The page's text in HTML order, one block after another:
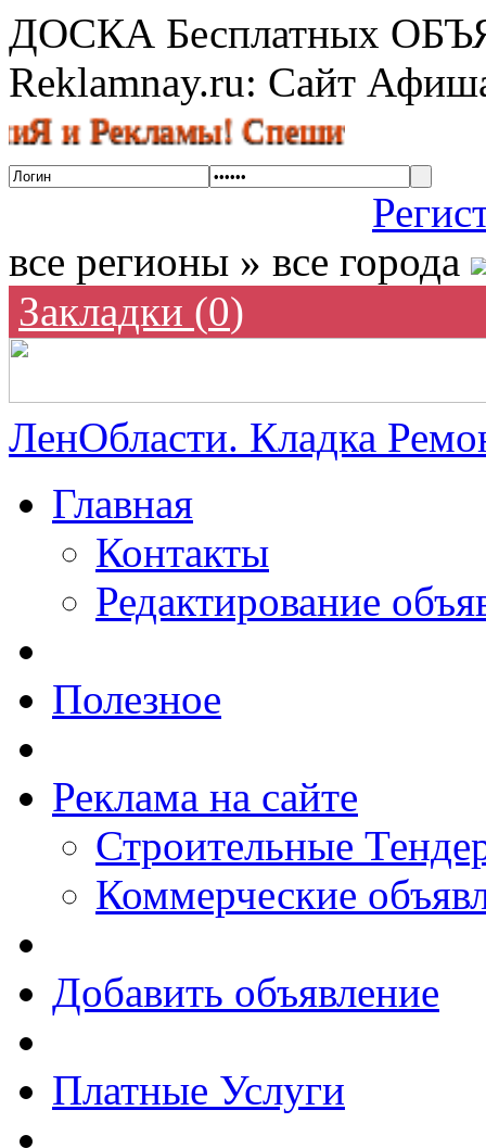
ДОСКА Бесплатных
Reklamnay.ru: Сайт
Спешите
все регионы » все города
Закладки (0)
ЛенОбласти. Кладка
Главная
Контакты
Редактирование
Полезное
Реклама на сайте
Строительные
Коммерческие
Добавить объявление
Платные Услуги